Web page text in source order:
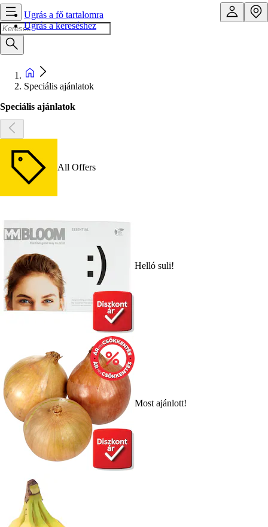
Ugrás a fő tartalomra
Ugrás a kereséshez
Speciális ajánlatok
Speciális ajánlatok
All Offers
Helló suli!
Most ajánlott!